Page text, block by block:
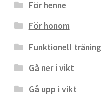
För henne
För honom
Funktionell träning
Gå ner i vikt
Gå upp i vikt